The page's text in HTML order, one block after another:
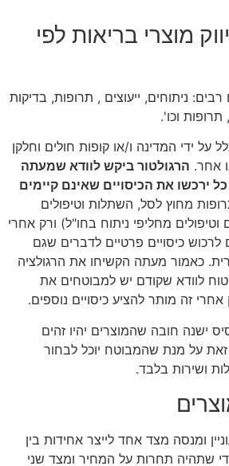
מוצרי בריאות לפי
רבים: ניתוחים, ייעוצים , תרופות, בדיקות
וכו'.
על ידי המדינה ו/או קופות חולים וחלקן
אחר. הרגולטור ביקש לוודא שמעתה
ירכשו את הכיסויים שאינם קיימים
מחוץ לסל, השתלות וטיפולים
וטיפולים מחליפי ניתוח בחו"ל) ורק אחרי
לרכוש כיסויים פרטיים לדברים שגם
כאמור מעתה הקשיחו את הרגולציה
לוודא שקודם יש למבוטחים את
אחרי זה מותר להציע כיסויים נוספים.
ישנה חובה שהמוצרים יהיו זהים
זאת על מנת שהמבוטח יוכל לבחור
ושירות בלבד.
ומנסה מצד אחד לייצר אחידות בין
שתהיה תחרות על המחיר ומצד שני